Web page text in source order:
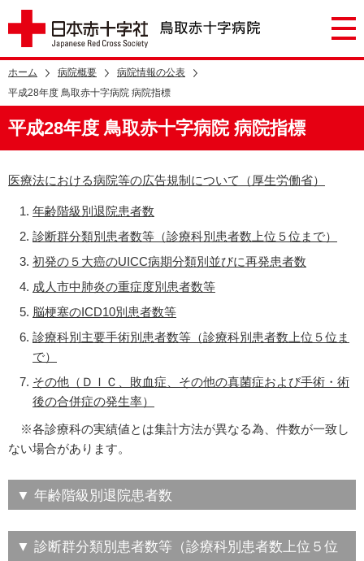
ホーム 病院概要
病院情報の公表
平成28年度 鳥取赤十字病院 病院指標
平成28年度 鳥取赤十字病院 病院指標
医療法における病院等の広告規制について（厚生労働省）
年齢階級別退院患者数
診断群分類別患者数等（診療科別患者数上位５位まで）
初発の５大癌のUICC病期分類別並びに再発患者数
成人市中肺炎の重症度別患者数等
脳梗塞のICD10別患者数等
診療科別主要手術別患者数等（診療科別患者数上位５位ま
で）
その他（ＤＩＣ、敗血症、その他の真菌症および手術・術
後の合併症の発生率）
※各診療科の実績値とは集計方法が異なる為、件数が一致し
ない場合があります。
▼ 年齢階級別退院患者数
▼ 診断群分類別患者数等（診療科別患者数上位５位